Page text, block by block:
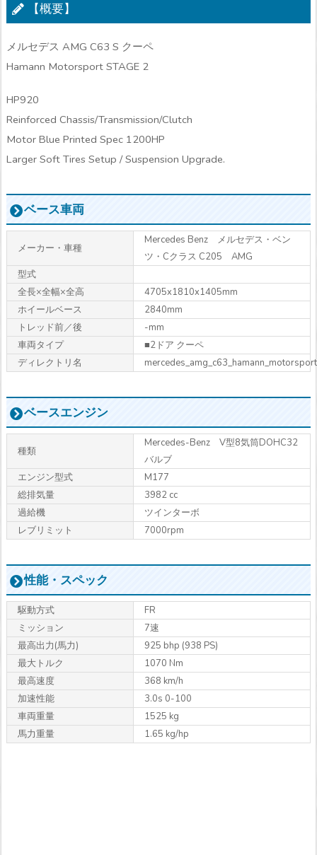
【概要】
メルセデス AMG C63 S クーペ
Hamann Motorsport STAGE 2
HP920
Reinforced Chassis/Transmission/Clutch
Motor Blue Printed Spec 1200HP
Larger Soft Tires Setup / Suspension Upgrade.
ベース車両
メーカー・車種
Mercedes Benz メルセデス・ベン
ツ・Cクラス C205 AMG
型式
全長×全幅×全高
4705x1810x1405mm
ホイールベース
2840mm
トレッド前／後
-mm
車両タイプ
■2ドア クーペ
ディレクトリ名
ベースエンジン
種類
Mercedes-Benz V型8気筒DOHC32
バルブ
エンジン型式
M177
総排気量
3982 cc
過給機
ツインターボ
レブリミット
7000rpm
性能・スペック
駆動方式
FR
ミッション
7速
最高出力(馬力)
925 bhp (938 PS)
最大トルク
1070 Nm
最高速度
368 km/h
加速性能
3.0s 0-100
車両重量
1525 kg
馬力重量
1.65 kg/hp